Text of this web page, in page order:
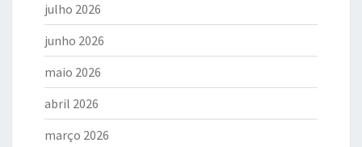
julho 2026
junho 2026
maio 2026
abril 2026
março 2026